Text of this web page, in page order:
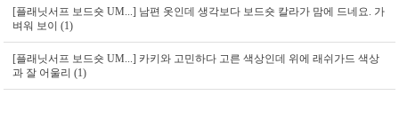
[플래닛서프 보드숏 UM...] 남편 옷인데 생각보다 보드숏 칼라가 맘에 드네요. 가
벼워 보이 (1)
[플래닛서프 보드숏 UM...] 카키와 고민하다 고른 색상인데 위에 래쉬가드 색상
과 잘 어울리 (1)